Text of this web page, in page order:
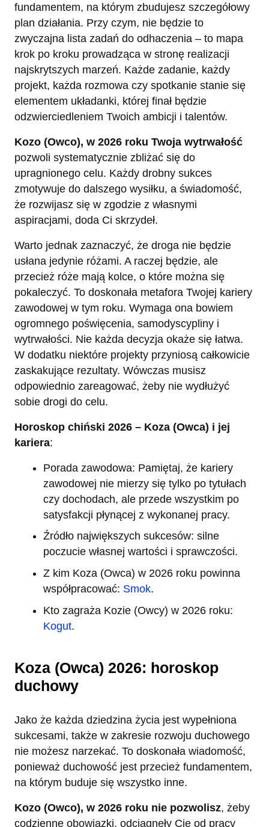
fundamentem, na którym zbudujesz szczegółowy
plan działania. Przy czym, nie będzie to
zwyczajna lista zadań do odhaczenia – to mapa
krok po kroku prowadząca w stronę realizacji
najskrytszych marzeń. Każde zadanie, każdy
projekt, każda rozmowa czy spotkanie stanie się
elementem układanki, której finał będzie
odzwierciedleniem Twoich ambicji i talentów.
Kozo (Owco), w 2026 roku Twoja wytrwałość
pozwoli systematycznie zbliżać się do
upragnionego celu. Każdy drobny sukces
zmotywuje do dalszego wysiłku, a świadomość,
że rozwijasz się w zgodzie z własnymi
aspiracjami, doda Ci skrzydeł.
Warto jednak zaznaczyć, że droga nie będzie
usłana jedynie różami. A raczej będzie, ale
przecież róże mają kolce, o które można się
pokaleczyć. To doskonała metafora Twojej kariery
zawodowej w tym roku. Wymaga ona bowiem
ogromnego poświęcenia, samodyscypliny i
wytrwałości. Nie każda decyzja okaże się łatwa.
W dodatku niektóre projekty przyniosą całkowicie
zaskakujące rezultaty. Wówczas musisz
odpowiednio zareagować, żeby nie wydłużyć
sobie drogi do celu.
Horoskop chiński 2026 – Koza (Owca) i jej
kariera:
Porada zawodowa: Pamiętaj, że kariery
zawodowej nie mierzy się tylko po tytułach
czy dochodach, ale przede wszystkim po
satysfakcji płynącej z wykonanej pracy.
Źródło największych sukcesów: silne
poczucie własnej wartości i sprawczości.
Z kim Koza (Owca) w 2026 roku powinna
współpracować: Smok.
Kto zagraża Kozie (Owcy) w 2026 roku:
Kogut.
Koza (Owca) 2026: horoskop
duchowy
Jako że każda dziedzina życia jest wypełniona
sukcesami, także w zakresie rozwoju duchowego
nie możesz narzekać. To doskonała wiadomość,
ponieważ duchowość jest przecież fundamentem,
na którym buduje się wszystko inne.
Kozo (Owco), w 2026 roku nie pozwolisz, żeby
codzienne obowiązki, odciągnęły Cie od pracy